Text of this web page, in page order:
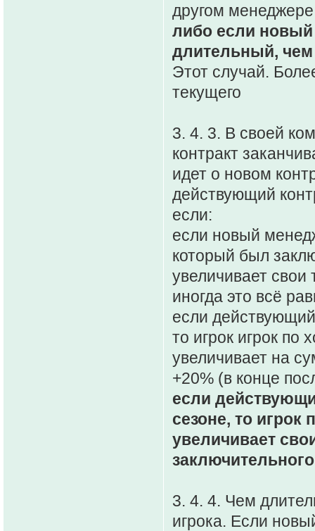
другом менеджере
либо если новый
длительный,
Этот случай.
текущего
3. 4. 3. В своей
контракт
идет о новом
действующий
если:
если новый
который был
увеличивает
иногда это всё
если
то игрок игрок по
увеличивает на
+20% (в конце
если
сезоне, то игрок
увеличивает
3. 4. 4. Чем
игрока. Если